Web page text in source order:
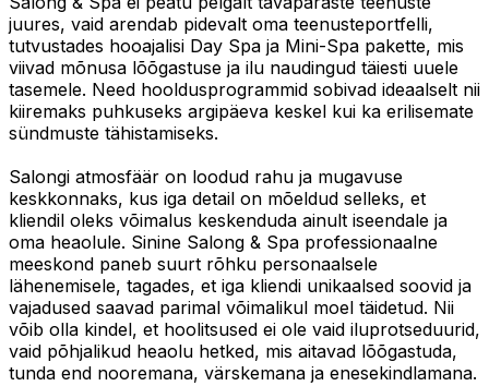
juures, vaid arendab pidevalt oma teenusteportfelli,
tutvustades hooajalisi Day Spa ja Mini-Spa pakette, mis
viivad mõnusa lõõgastuse ja ilu naudingud täiesti uuele
tasemele. Need hooldusprogrammid sobivad ideaalselt nii
kiiremaks puhkuseks argipäeva keskel kui ka erilisemate
sündmuste tähistamiseks.
Salongi atmosfäär on loodud rahu ja mugavuse
keskkonnaks, kus iga detail on mõeldud selleks, et
kliendil oleks võimalus keskenduda ainult iseendale ja
oma heaolule. Sinine Salong & Spa professionaalne
meeskond paneb suurt rõhku personaalsele
lähenemisele, tagades, et iga kliendi unikaalsed soovid ja
vajadused saavad parimal võimalikul moel täidetud. Nii
võib olla kindel, et hoolitsused ei ole vaid iluprotseduurid,
vaid põhjalikud heaolu hetked, mis aitavad lõõgastuda,
tunda end nooremana, värskemana ja enesekindlamana.